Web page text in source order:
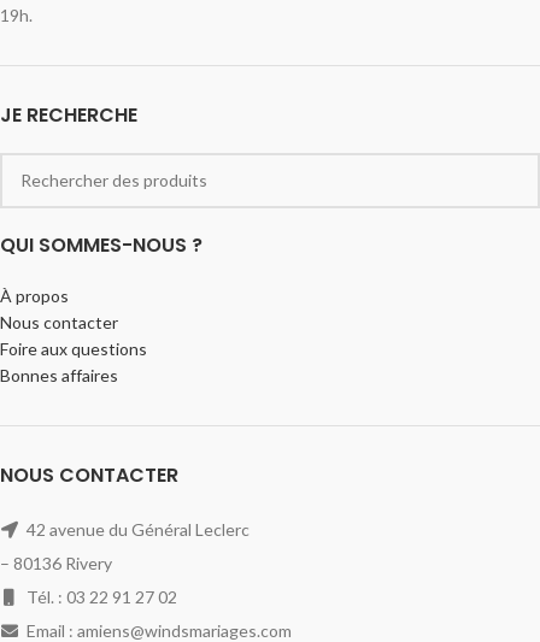
19h.
JE RECHERCHE
QUI SOMMES-NOUS ?
À propos
Nous contacter
Foire aux questions
Bonnes affaires
NOUS CONTACTER
42 avenue du Général Leclerc
– 80136 Rivery
Tél. : 03 22 91 27 02
Email : amiens@windsmariages.com